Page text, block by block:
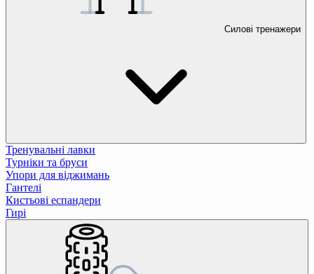
Силові тренажери
Тренувальні лавки
Турніки та бруси
Упори для віджимань
Гантелі
Кистьові еспандери
Гирі